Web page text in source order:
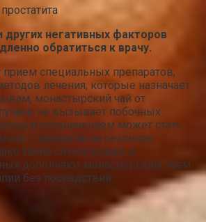
других негативных факторов
обратиться к врачу.
прием специальных препаратов,
лечения, которые назначает
монастырский чай от
не вызывает побочных
ограничением может стать
– аллергии на сезонное
такие случаи редки, и
дополняют монастырским чаем
без последствий.